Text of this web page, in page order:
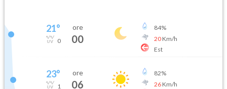
21°
0
ore
00
84%
20Km/h
Est
23°
1
ore
06
82%
26Km/h